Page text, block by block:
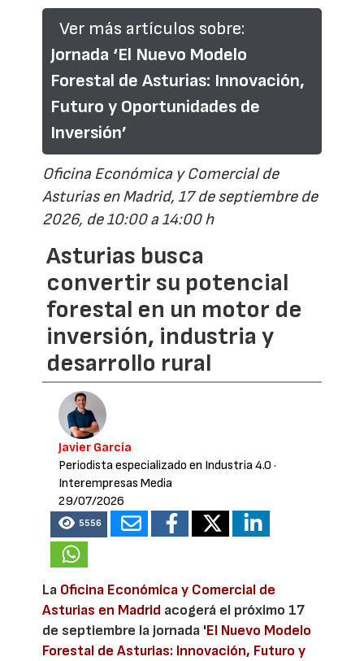
Ver más artículos sobre:
Jornada ‘El Nuevo Modelo
Forestal de Asturias: Innovación,
Futuro y Oportunidades de
Inversión’
Oficina Económica y Comercial de
Asturias en Madrid, 17 de septiembre de
2026, de 10:00 a 14:00 h
Asturias busca
convertir su potencial
forestal en un motor de
inversión, industria y
desarrollo rural
Javier García
Periodista especializado en Industria 4.0 ·
Interempresas Media
29/07/2026
5556
La Oficina Económica y Comercial de
Asturias en Madrid acogerá el próximo 17
de septiembre la jornada 'El Nuevo Modelo
Forestal de Asturias: Innovación, Futuro y